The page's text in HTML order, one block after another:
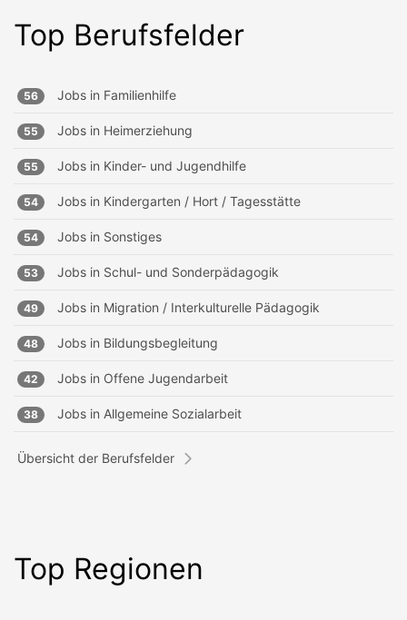
Top Berufsfelder
56 Jobs in Familienhilfe
55 Jobs in Heimerziehung
55 Jobs in Kinder- und Jugendhilfe
54 Jobs in Kindergarten / Hort / Tagesstätte
54 Jobs in Sonstiges
53 Jobs in Schul- und Sonderpädagogik
49 Jobs in Migration / Interkulturelle Pädagogik
48 Jobs in Bildungsbegleitung
42 Jobs in Offene Jugendarbeit
38 Jobs in Allgemeine Sozialarbeit
Übersicht der Berufsfelder
Top Regionen